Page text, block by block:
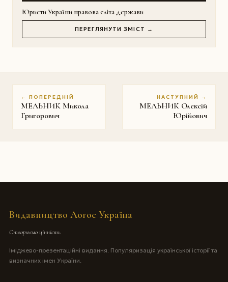
Юристи України правова еліта держави
ПЕРЕГЛЯНУТИ ЗМІСТ →
← ПОПЕРЕДНІЙ
МЕЛЬНИК Микола
Григорович
НАСТУПНИЙ →
МЕЛЬНИК Олексій
Юрійович
Видавництво Логос Україна
Створюємо цінність
Іміджево-презентаційні видання. Популяризація української історії та
визначних імен України.